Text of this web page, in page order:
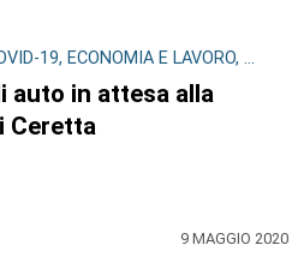
19, ECONOMIA E LAVORO, ...
auto in attesa alla
Ceretta
9 MAGGIO 2020